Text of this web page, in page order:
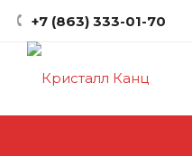
+7 (863) 333-01-70